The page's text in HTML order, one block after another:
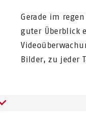
Gerade im
guter Überblick
Bilder, zu jeder